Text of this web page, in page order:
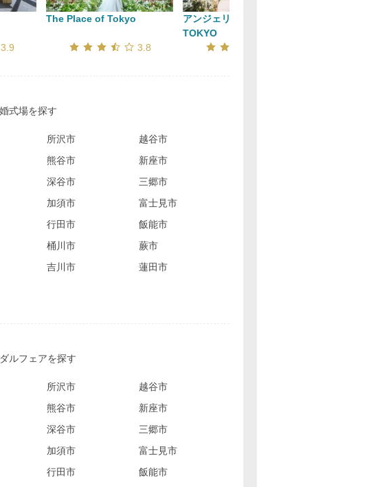
口コミ評価
3.9
The Place of Tokyo
口コミ評価
3.8
アンジェリオン オ プラザ
TOKYO
式場を探す
所沢市
越谷市
熊谷市
新座市
深谷市
三郷市
加須市
富士見市
行田市
飯能市
桶川市
蕨市
吉川市
蓮田市
ルフェアを探す
所沢市
越谷市
熊谷市
新座市
深谷市
三郷市
加須市
富士見市
行田市
飯能市